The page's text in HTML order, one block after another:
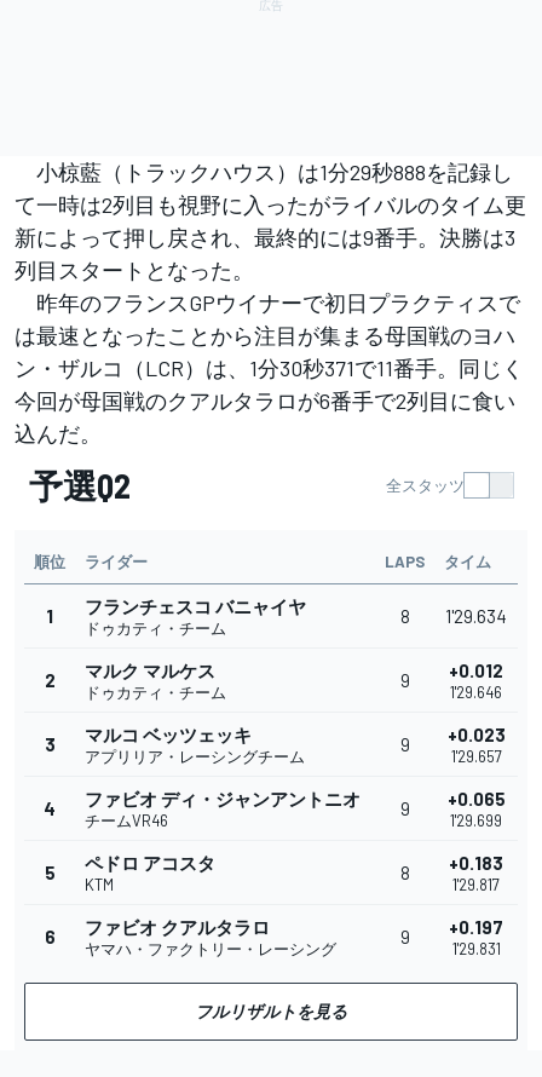
小椋藍（トラックハウス）は1分29秒888を記録し
て一時は2列目も視野に入ったがライバルのタイム更
新によって押し戻され、最終的には9番手。決勝は3
列目スタートとなった。
昨年のフランスGPウイナーで初日プラクティスで
は最速となったことから注目が集まる母国戦のヨハ
ン・ザルコ（LCR）は、1分30秒371で11番手。同じく
今回が母国戦のクアルタラロが6番手で2列目に食い
込んだ。
予選Q2 全スタッツ
順位 ライダー LAPS タイム
1 フランチェスコ バニャイヤ
ドゥカティ・チーム
8 1'29.634
2 マルク マルケス
ドゥカティ・チーム
9 +0.012
1'29.646
3 マルコ ベッツェッキ
アプリリア・レーシングチーム
9 +0.023
1'29.657
4 ファビオ ディ・ジャンアントニオ
チームVR46
9 +0.065
1'29.699
5 ペドロ アコスタ
KTM
8 +0.183
1'29.817
6 ファビオ クアルタラロ
ヤマハ・ファクトリー・レーシング
9 +0.197
1'29.831
フルリザルトを見る